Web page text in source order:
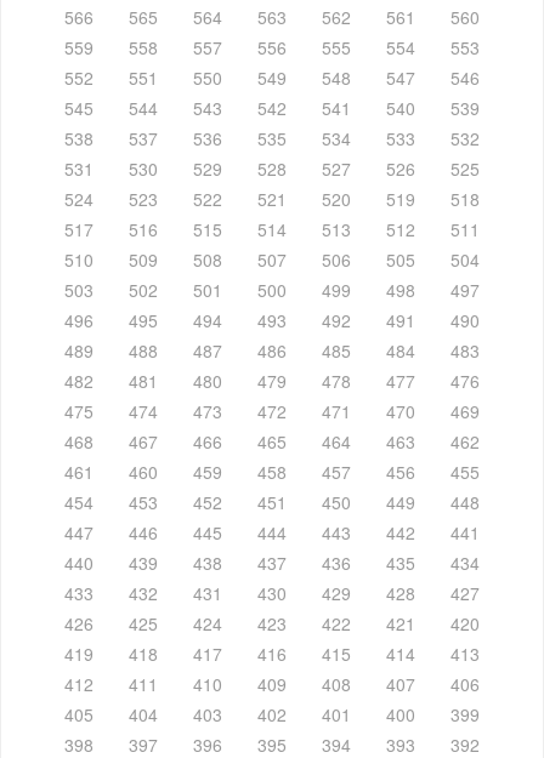
566
565 564 563 562 561
560
559
558 557 556 555 554
553
552
551 550 549 548 547
546
545
544 543 542 541 540
539
538
537 536 535 534 533
532
531
530 529 528 527 526
525
524
523 522 521 520 519
518
517
516 515 514 513 512
511
510
509 508 507 506 505
504
503
502 501 500 499 498
497
496
495 494 493 492 491
490
489
488 487 486 485 484
483
482
481 480 479 478 477
476
475
474 473 472 471 470
469
468
467 466 465 464 463
462
461
460 459 458 457 456
455
454
453 452 451 450 449
448
447
446 445 444 443 442
441
440
439 438 437 436 435
434
433
432 431 430 429 428
427
426
425 424 423 422 421
420
419
418 417 416 415 414
413
412
411 410 409 408 407
406
405
404 403 402 401 400
399
398
397 396 395 394 393
392